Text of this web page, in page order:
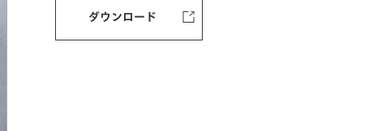
ダウンロード